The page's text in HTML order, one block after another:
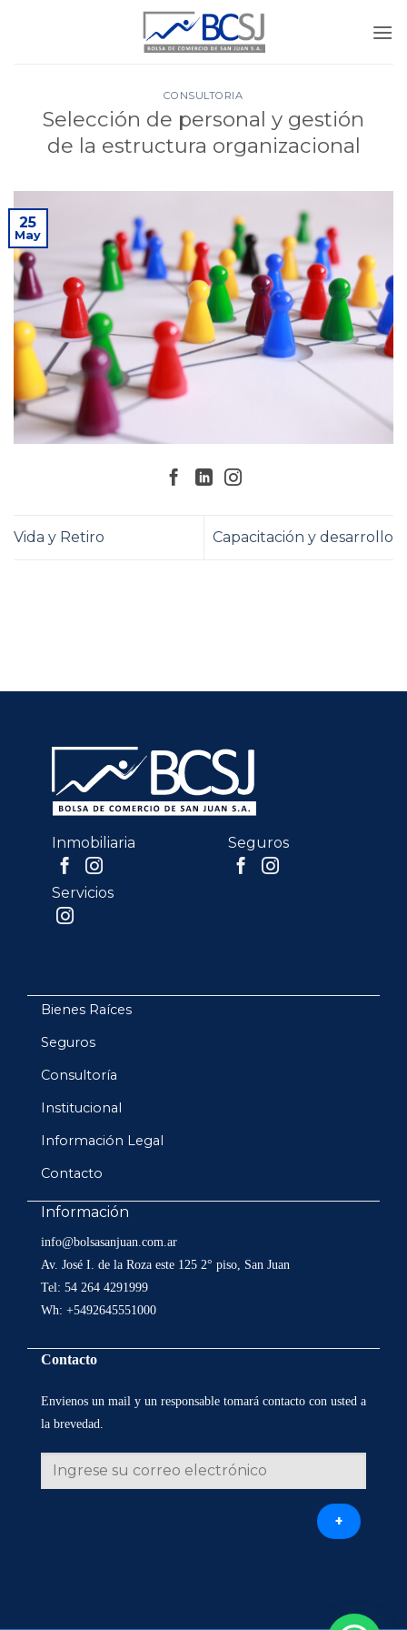
CONSULTORIA
Selección de personal y gestión
de la estructura organizacional
25
May
Vida y Retiro Capacitación y desarrollo
Inmobiliaria
Servicios
Seguros
Bienes Raíces
Seguros
Consultoría
Institucional
Información Legal
Contacto
Información
info@bolsasanjuan.com.ar
Av. José I. de la Roza este 125 2° piso, San Juan
Tel: 54 264 4291999
Wh: +5492645551000
Contacto
Envienos un mail y un responsable tomará contacto con usted a
la brevedad.